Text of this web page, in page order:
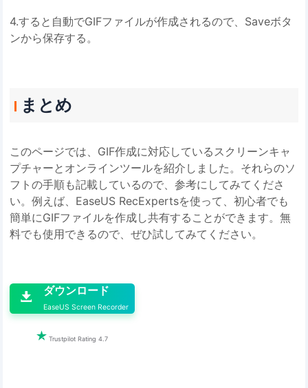
4.すると自動でGIFファイルが作成されるので、Saveボタ
ンから保存する。
まとめ
このページでは、GIF作成に対応しているスクリーンキャ
プチャーとオンラインツールを紹介しました。それらのソ
フトの手順も記載しているので、参考にしてみてくださ
い。例えば、EaseUS RecExpertsを使って、初心者でも
簡単にGIFファイルを作成し共有することができます。無
料でも使用できるので、ぜひ試してみてください。
 ダウンロード
EaseUS Screen Recorder
 Trustpilot Rating 4.7